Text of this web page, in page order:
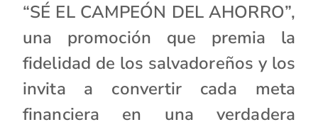
“SÉ EL CAMPEÓN DEL AHORRO”,
una promoción que premia la
fidelidad de los salvadoreños y los
invita a convertir cada meta
financiera en una verdadera